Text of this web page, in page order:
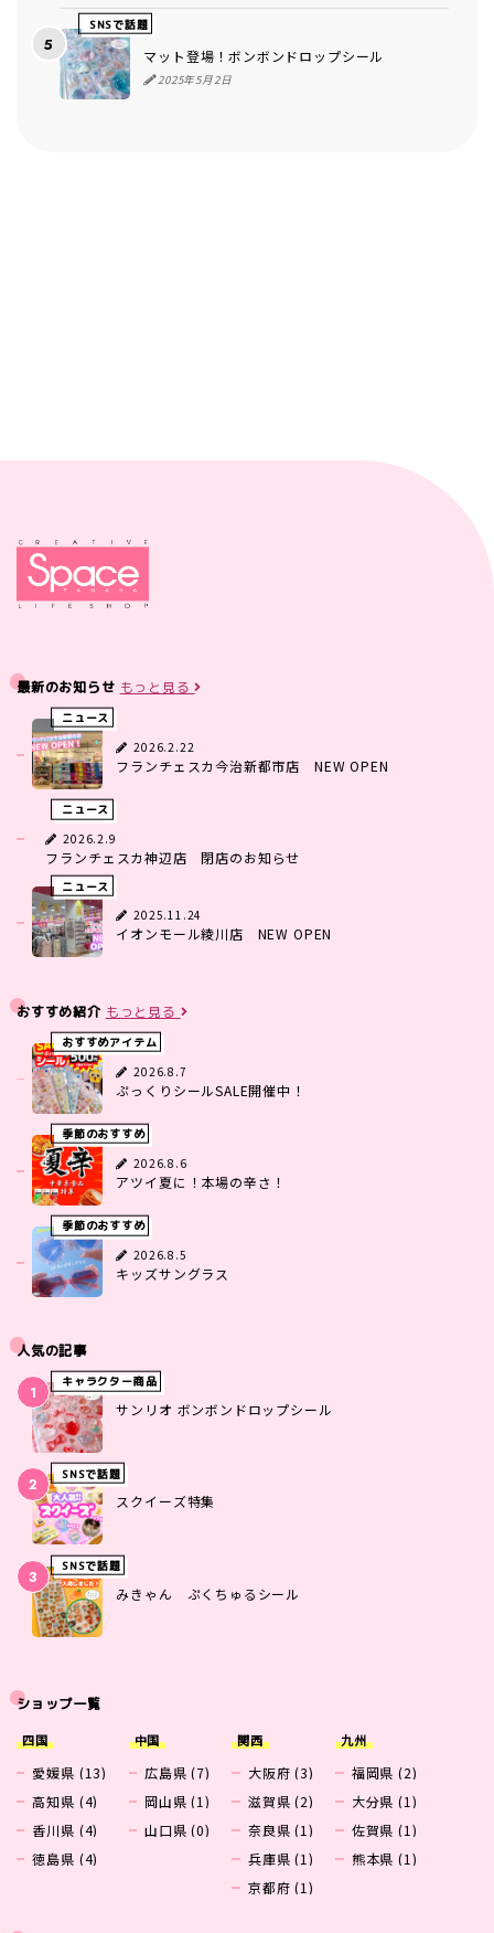
SNSで話題
マット登場！ボンボンドロップシール
2025年5月2日
最新のお知らせ もっと見る
ニュース
2026.2.22
フランチェスカ今治新都市店 NEW OPEN
ニュース
2026.2.9
フランチェスカ神辺店 閉店のお知らせ
ニュース
2025.11.24
イオンモール綾川店 NEW OPEN
おすすめ紹介 もっと見る
おすすめアイテム
2026.8.7
ぷっくりシールSALE開催中！
季節のおすすめ
2026.8.6
アツイ夏に！本場の辛さ！
季節のおすすめ
2026.8.5
キッズサングラス
人気の記事
キャラクター商品
サンリオ ボンボンドロップシール
SNSで話題
スクイーズ特集
SNSで話題
みきゃん ぷくちゅるシール
ショップ一覧
四国
愛媛県 (13)
高知県 (4)
香川県 (4)
徳島県 (4)
中国
広島県 (7)
岡山県 (1)
山口県 (0)
関西
大阪府 (3)
滋賀県 (2)
奈良県 (1)
兵庫県 (1)
京都府 (1)
九州
福岡県 (2)
大分県 (1)
佐賀県 (1)
熊本県 (1)